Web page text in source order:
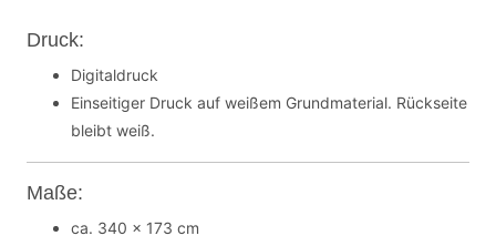
Druck:
Digitaldruck
Einseitiger Druck auf weißem Grundmaterial. Rückseite
bleibt weiß.
Maße:
ca. 340 x 173 cm